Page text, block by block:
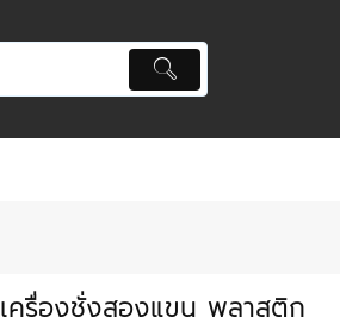
เครื่องชั่งสองแขน พลาสติก